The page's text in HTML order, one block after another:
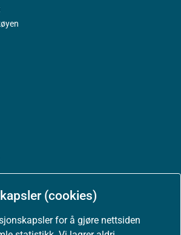
(cookies)
for å gjøre nettsiden